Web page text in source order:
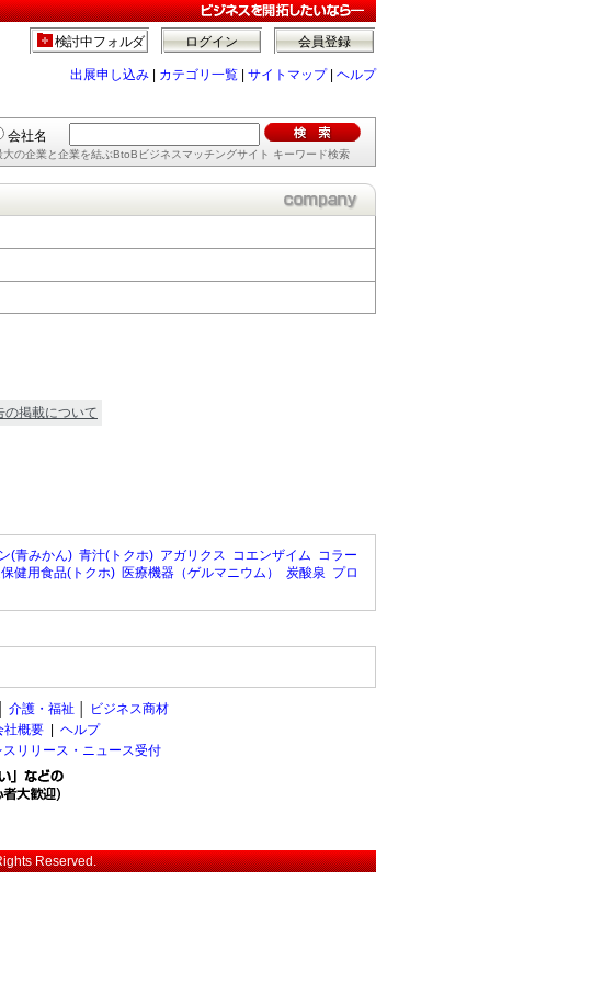
会員登録
ログイン
検討中フォルダ
出展申し込み カテゴリ一覧 サイトマップ| ヘルプ
会社名
大の企業と企業を結ぶBtoBビジネスマッチングサイト キーワード検索
の掲載について
(青みかん) 青汁(トクホ) アガリクス コエンザイム コラー
健用食品(トクホ) 医療機器（ゲルマニウム） 炭酸泉 プロ
介護・福祉
ビジネス商材
概要
ヘルプ
スリリース・ニュース受付
Reserved.